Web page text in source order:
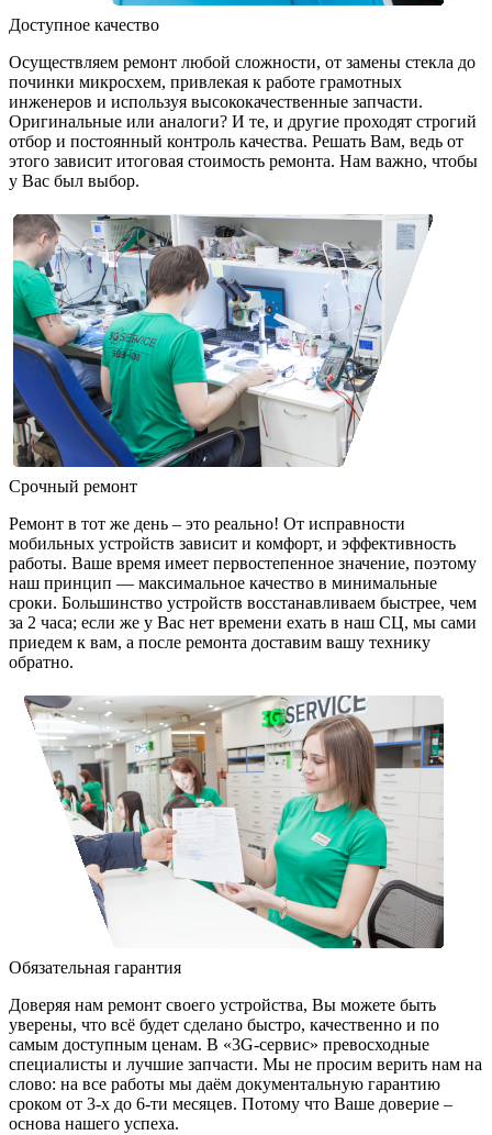
Доступное качество
Осуществляем ремонт любой сложности, от замены стекла до
починки микросхем, привлекая к работе грамотных
инженеров и используя высококачественные запчасти.
Оригинальные или аналоги? И те, и другие проходят строгий
отбор и постоянный контроль качества. Решать Вам, ведь от
этого зависит итоговая стоимость ремонта. Нам важно, чтобы
у Вас был выбор.
Срочный ремонт
Ремонт в тот же день – это реально! От исправности
мобильных устройств зависит и комфорт, и эффективность
работы. Ваше время имеет первостепенное значение, поэтому
наш принцип — максимальное качество в минимальные
сроки. Большинство устройств восстанавливаем быстрее, чем
за 2 часа; если же у Вас нет времени ехать в наш СЦ, мы сами
приедем к вам, а после ремонта доставим вашу технику
обратно.
Обязательная гарантия
Доверяя нам ремонт своего устройства, Вы можете быть
уверены, что всё будет сделано быстро, качественно и по
самым доступным ценам. В «3G-сервис» превосходные
специалисты и лучшие запчасти. Мы не просим верить нам на
слово: на все работы мы даём документальную гарантию
сроком от 3-х до 6-ти месяцев. Потому что Ваше доверие –
основа нашего успеха.